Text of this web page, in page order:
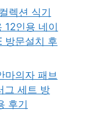
렉션 식기
12인용 네이
방문설치 후
마의자 패브
그 세트 방
후기